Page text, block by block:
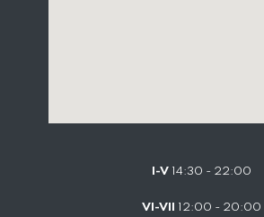
I-V14:30 - 22:00
VI-VII 12:00 - 20:00